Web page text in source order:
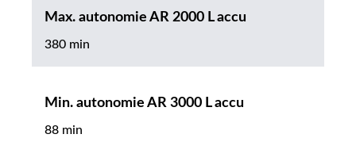
Max. autonomie AR 2000 L accu
380 min
Min. autonomie AR 3000 L accu
88 min